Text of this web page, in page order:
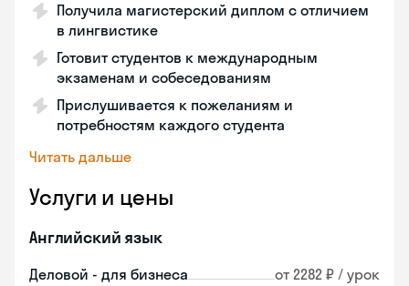
Получила магистерский диплом с отличием
в лингвистике
Готовит студентов к международным
экзаменам и собеседованиям
Прислушивается к пожеланиям и
потребностям каждого студента
Читать дальше
Услуги и цены
Английский язык
Деловой - для бизнеса от 2282 ₽ / урок